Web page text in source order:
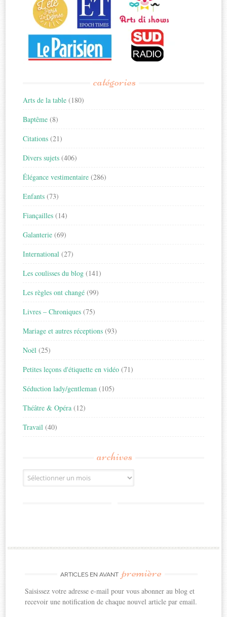
catégories
Arts de la table (180)
Baptême (8)
Citations (21)
Divers sujets (406)
Élégance vestimentaire (286)
Enfants (73)
Fiançailles (14)
Galanterie (69)
International (27)
Les coulisses du blog (141)
Les règles ont changé (99)
Livres – Chroniques (75)
Mariage et autres réceptions (93)
Noël (25)
Petites leçons d'étiquette en vidéo (71)
Séduction lady/gentleman (105)
Théâtre & Opéra (12)
Travail (40)
archives
Archives
ARTICLES EN AVANT première
Saisissez votre adresse e-mail pour vous abonner au blog et
recevoir une notification de chaque nouvel article par email.